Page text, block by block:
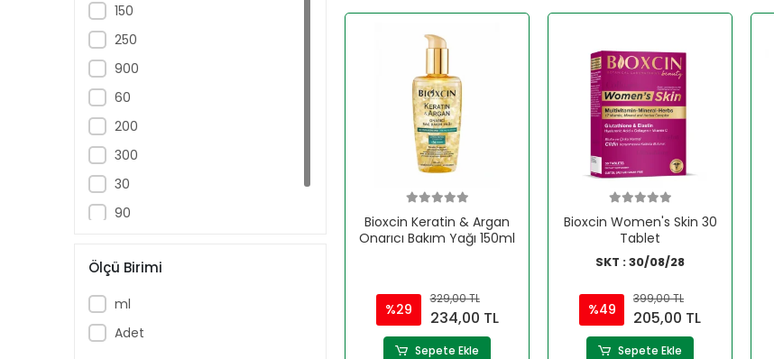
LIPOZONE
MARY HELENA
150
250
900
60
200
300
30
90
Ölçü Birimi
ml
Adet
Bioxcin Keratin & Argan
Onarıcı Bakım Yağı 150ml
%29
329,00 TL
234,00 TL
Sepete Ekle
Bioxcin Women's Skin 30
Tablet
SKT : 30/08/28
%49
399,00 TL
205,00 TL
Sepete Ekle